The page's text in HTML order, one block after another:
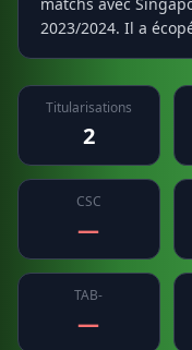
2023/2024. Il a
Titularisations
2
CSC
—
TAB-
—